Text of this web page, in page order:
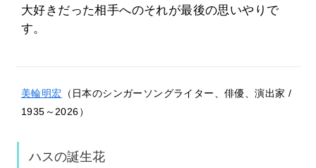
大好きだった相手へのそれが最後の思いやりで
す。
美輪明宏 （日本のシンガーソングライター、俳優、演出家 /
1935～2026）
ハスの誕生花